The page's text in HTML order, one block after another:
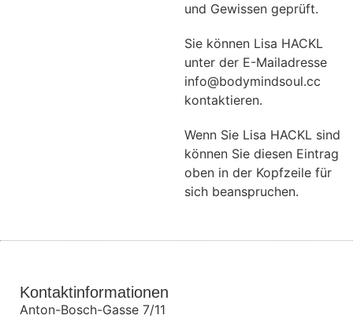
und Gewissen geprüft.
Sie können Lisa HACKL
unter der E-Mailadresse
info@bodymindsoul.cc
kontaktieren.
Wenn Sie Lisa HACKL sind
können Sie diesen Eintrag
oben in der Kopfzeile für
sich beanspruchen.
Kontaktinformationen
Anton-Bosch-Gasse 7/11